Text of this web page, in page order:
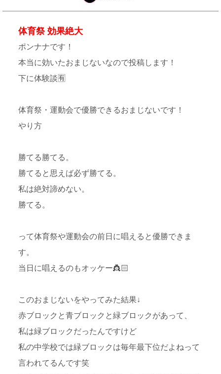
体育祭 効果絶大
ポンナナです！
本当に効いたおまじないなので投稿します！
下に体験談🈶
体育祭・運動会で優勝できるおまじないです！
やり方
勝てる勝てる。
勝てると思えば必ず勝てる。
私は絶対諦めない。
勝てる。
って体育祭や運動会の前日に唱えると優勝できま
す。
当日に唱えるのもオッケー👸🏻
このおまじないをやってみた結果↓
赤ブロックと青ブロックと緑ブロックがあって、
私は緑ブロックだったんですけど
私の中学校では緑ブロックは毎年最下位だよねって
言われてるんです笑